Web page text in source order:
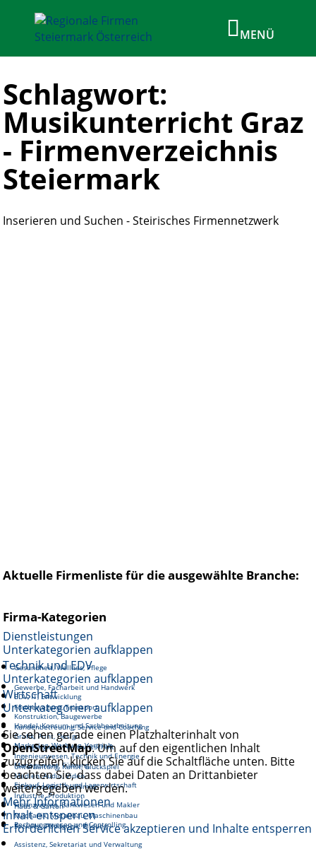
Schlagwort:
Musikunterricht Graz
- Firmenverzeichnis
Steiermark
Inserieren und Suchen - Steirisches Firmennetzwerk
Aktuelle Firmenliste für die ausgewählte Branche:
Firma-Kategorien
Dienstleistungen
Unterkategorien aufklappen
Gesundheit, Wellnes, Pflege
Gewerbe, Facharbeit und Handwerk
Fortbewegung, Transport
Kundenbetreuung, Service und Coaching
Reinigung und Hauswirtschaft
Unterhaltung, Kunst, Glückspiel
Gastronomie, Tourismus
Haus & Garten
Soziales, Pädagogik, Bildung
Technik und EDV
Unterkategorien aufklappen
EDV, IT, Entwicklung
Konstruktion, Baugewerbe
Grafik, Print, Design
Ingenieurwesen, Technik und Energie
Medien, Audio, Video
Industrie, Produktion
Mechanik, Metallbau, Maschinenbau
Wirtschaft
Unterkategorien aufklappen
Handel, Konsum und Sachbearbeitung
Marketing, Werbung, Vertrieb
Management, Führung
Einkauf, Logistik und Lagerwirtschaft
Finanzwesen, Bankwesen und Makler
Rechnungswesen und Controlling
Assistenz, Sekretariat und Verwaltung
Sie sehen gerade einen Platzhalterinhalt von
OpenStreetMap. Um auf den eigentlichen Inhalt
zuzugreifen, klicken Sie auf die Schaltfläche unten. Bitte
beachten Sie, dass dabei Daten an Drittanbieter
weitergegeben werden.
Mehr Informationen
Inhalt entsperren
Erforderlichen Service akzeptieren und Inhalte entsperren